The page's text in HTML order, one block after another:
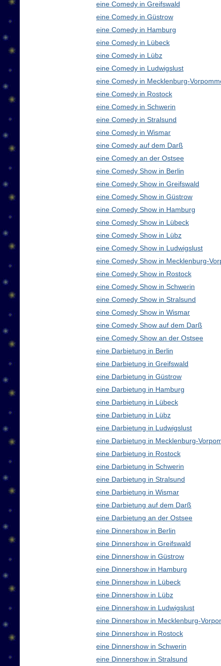
eine Comedy in Greifswald
eine Comedy in Güstrow
eine Comedy in Hamburg
eine Comedy in Lübeck
eine Comedy in Lübz
eine Comedy in Ludwigslust
eine Comedy in Mecklenburg-
eine Comedy in Rostock
eine Comedy in Schwerin
eine Comedy in Stralsund
eine Comedy in Wismar
eine Comedy auf dem Darß
eine Comedy an der Ostsee
eine Comedy Show in Berlin
eine Comedy Show in Greifswald
eine Comedy Show in Güstrow
eine Comedy Show in Hamburg
eine Comedy Show in Lübeck
eine Comedy Show in Lübz
eine Comedy Show in Ludwigslust
eine Comedy Show in Mecklenburg-
eine Comedy Show in Rostock
eine Comedy Show in Schwerin
eine Comedy Show in Stralsund
eine Comedy Show in Wismar
eine Comedy Show auf dem Darß
eine Comedy Show an der Ostsee
eine Darbietung in Berlin
eine Darbietung in Greifswald
eine Darbietung in Güstrow
eine Darbietung in Hamburg
eine Darbietung in Lübeck
eine Darbietung in Lübz
eine Darbietung in Ludwigslust
eine Darbietung in Mecklenburg-
eine Darbietung in Rostock
eine Darbietung in Schwerin
eine Darbietung in Stralsund
eine Darbietung in Wismar
eine Darbietung auf dem Darß
eine Darbietung an der Ostsee
eine Dinnershow in Berlin
eine Dinnershow in Greifswald
eine Dinnershow in Güstrow
eine Dinnershow in Hamburg
eine Dinnershow in Lübeck
eine Dinnershow in Lübz
eine Dinnershow in Ludwigslust
eine Dinnershow in Mecklenburg-
eine Dinnershow in Rostock
eine Dinnershow in Schwerin
eine Dinnershow in Stralsund